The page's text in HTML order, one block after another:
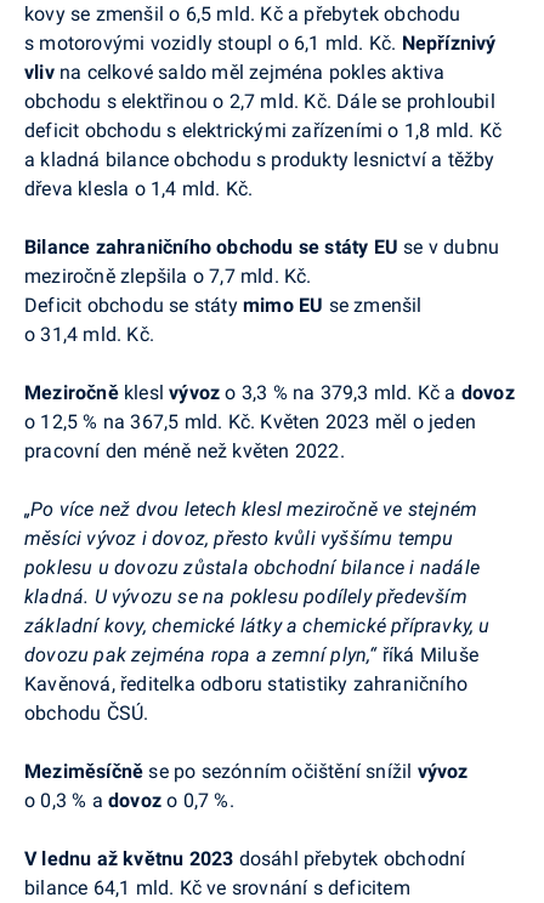
kovy se zmenšil o 6,5 mld. Kč a přebytek obchodu
s motorovými vozidly stoupl o 6,1 mld. Kč. Nepříznivý
vlivna celkové saldo měl zejména pokles aktiva
obchodu s elektřinou o 2,7 mld. Kč. Dále se prohloubil
deficit obchodu s elektrickými zařízeními o 1,8 mld. Kč
a kladná bilance obchodu s produkty lesnictví a těžby
dřeva klesla o 1,4 mld. Kč.
Bilance zahraničního obchodu se státy EU se v dubnu
meziročně zlepšila o 7,7 mld. Kč.
Deficit obchodu se státy mimo EU se zmenšil
o 31,4 mld. Kč.
Meziročněkleslvývoz o 3,3 % na 379,3 mld. Kč a dovoz
o 12,5 % na 367,5 mld. Kč. Květen 2023 měl o jeden
pracovní den méně než květen 2022.
„Po více než dvou letech klesl meziročně ve stejném
měsíci vývoz i dovoz, přesto kvůli vyššímu tempu
poklesu u dovozu zůstala obchodní bilance i nadále
kladná. U vývozu se na poklesu podílely především
základní kovy, chemické látky a chemické přípravky, u
dovozu pak zejména ropa a zemní plyn,“říká Miluše
Kavěnová, ředitelka odboru statistiky zahraničního
obchodu ČSÚ.
Meziměsíčně se po sezónním očištění snížil vývoz
o 0,3 % a dovozo 0,7 %.
V lednu až květnu 2023 dosáhl přebytek obchodní
bilance 64,1 mld. Kč ve srovnání s deficitem